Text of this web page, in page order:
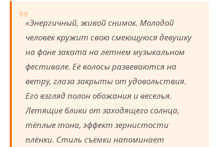
«Энергичный, живой снимок. Молодой
человек кружит свою смеющуюся девушку
на фоне заката на летнем музыкальном
фестивале. Её волосы развеваются на
ветру, глаза закрыты от удовольствия.
Его взгляд полон обожания и веселья.
Летящие блики от заходящего солнца,
тёплые тона, эффект зернистости
плёнки. Стиль съёмки напоминает